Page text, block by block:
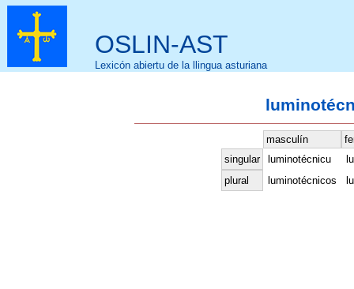
OSLIN-AST
Lexicón abiertu de la llingua asturiana
masculín
singular
luminotécnicu
plural
luminotécnicos